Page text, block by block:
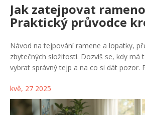
Jak zatejpovat
Praktický průvodce
Návod na tejpování ramene a lopatky,
zbytečných složitostí. Dozvíš se, kdy má
vybrat správný tejp a na co si dát pozor.
Najdeš tu jednoduchý postup i triky, které
založeno na reálných zkušenostech a
kvě, 27 2025